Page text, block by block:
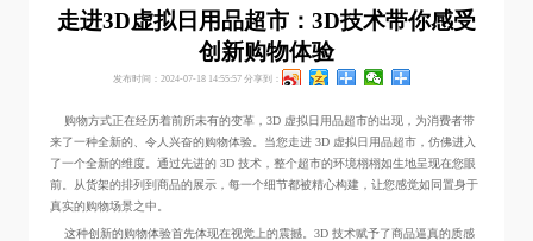
走进3D虚拟日用品超市：3D技术带你感受
创新购物体验
发布时间：2024-07-18 14:55:57分享到：
购物方式正在经历着前所未有的变革，3D 虚拟日用品超市的出现，为消费者带
来了一种全新的、令人兴奋的购物体验。当您走进 3D 虚拟日用品超市，仿佛进入
了一个全新的维度。通过先进的 3D 技术，整个超市的环境栩栩如生地呈现在您眼
前。从货架的排列到商品的展示，每一个细节都被精心构建，让您感觉如同置身于
真实的购物场景之中。
这种创新的购物体验首先体现在视觉上的震撼。3D 技术赋予了商品逼真的质感